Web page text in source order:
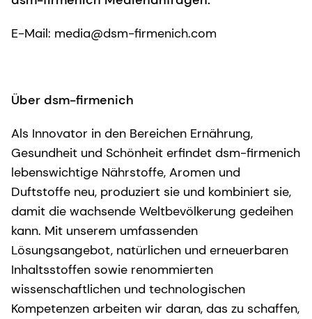
E-Mail: media@dsm-firmenich.com
Über dsm-firmenich
Als Innovator in den Bereichen Ernährung,
Gesundheit und Schönheit erfindet dsm-firmenich
lebenswichtige Nährstoffe, Aromen und
Duftstoffe neu, produziert sie und kombiniert sie,
damit die wachsende Weltbevölkerung gedeihen
kann. Mit unserem umfassenden
Lösungsangebot, natürlichen und erneuerbaren
Inhaltsstoffen sowie renommierten
wissenschaftlichen und technologischen
Kompetenzen arbeiten wir daran, das zu schaffen,